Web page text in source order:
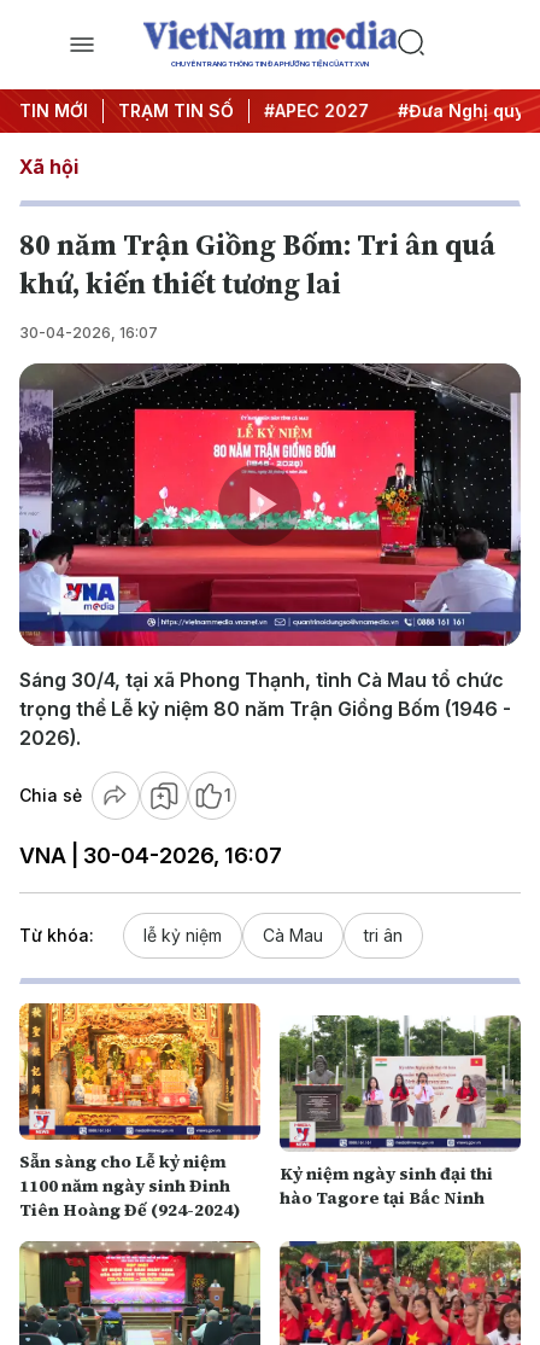
CHUYÊN TRANG THÔNG TIN ĐA PHƯƠNG TIỆN CỦA TTXVN
TIN MỚI TRẠM TIN SỐ
#Hội nghị Trung ương 3 #APEC 2027 #Đưa Nghị quyết
Xã hội
80 năm Trận Giồng Bốm: Tri ân quá
khứ, kiến thiết tương lai
30-04-2026, 16:07
Play
Video
Sáng 30/4, tại xã Phong Thạnh, tỉnh Cà Mau tổ chức
trọng thể Lễ kỷ niệm 80 năm Trận Giồng Bốm (1946 -
2026).
Chia sẻ 1
VNA | 30-04-2026, 16:07
Từ khóa: lễ kỷ niệm Cà Mau tri ân
Sẵn sàng cho Lễ kỷ niệm
1100 năm ngày sinh Đinh
Tiên Hoàng Đế (924-2024)
Kỷ niệm ngày sinh đại thi
hào Tagore tại Bắc Ninh